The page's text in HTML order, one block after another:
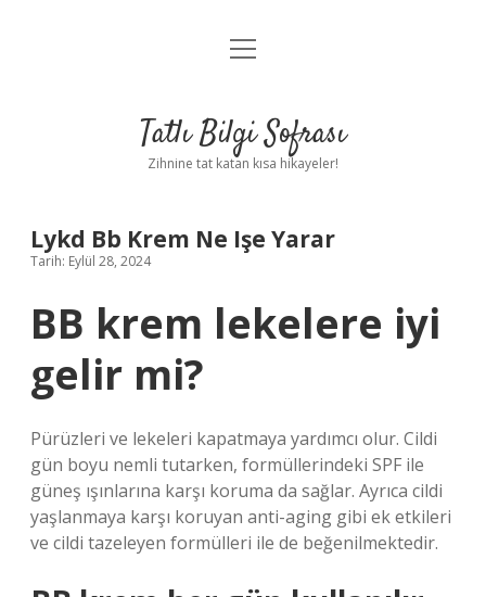
Anasayfa
Yasal Uyarı
menüyü
Tatlı Bilgi Sofrası
Zihnine tat katan kısa hikayeler!
Lykd Bb Krem Ne Işe Yarar
Tarih: Eylül 28, 2024
BB krem lekelere iyi
gelir mi?
Pürüzleri ve lekeleri kapatmaya yardımcı olur. Cildi
gün boyu nemli tutarken, formüllerindeki SPF ile
güneş ışınlarına karşı koruma da sağlar. Ayrıca cildi
yaşlanmaya karşı koruyan anti-aging gibi ek etkileri
ve cildi tazeleyen formülleri ile de beğenilmektedir.